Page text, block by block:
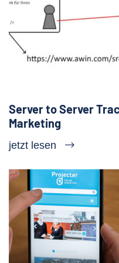
Server to Server
Marketing
jetzt lesen